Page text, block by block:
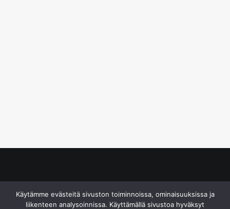
Käytämme evästeitä sivuston toiminnoissa, ominaisuuksissa ja
liikenteen analysoinnissa. Käyttämällä sivustoa hyväksyt